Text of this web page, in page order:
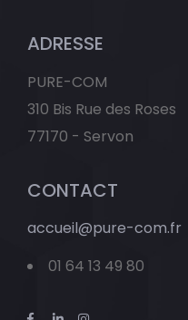
ADRESSE
PURE-COM
310 Bis Rue des Roses
77170 - Servon
CONTACT
accueil@pure-com.fr
01 64 13 49 80